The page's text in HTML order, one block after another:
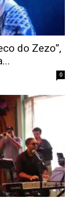
do Zezo”,
0